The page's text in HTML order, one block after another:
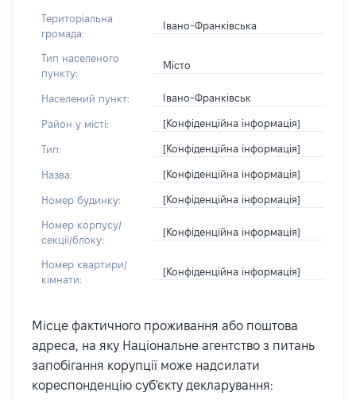
Територіальна
громада:
Івано-Франківська
Тип населеного
пункту:
Місто
Населений пункт: Івано-Франківськ
Район у місті: [Конфіденційна інформація]
Тип: [Конфіденційна інформація]
Назва: [Конфіденційна інформація]
Номер будинку: [Конфіденційна інформація]
Номер корпусу/
секції/блоку:
[Конфіденційна інформація]
Номер квартири/
кімнати:
[Конфіденційна інформація]
Місце фактичного проживання або поштова
адреса, на яку Національне агентство з питань
запобігання корупції може надсилати
кореспонденцію суб'єкту декларування: